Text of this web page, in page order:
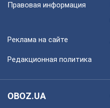
Правовая информация
Реклама на сайте
Редакционная политика
OBOZ.UA